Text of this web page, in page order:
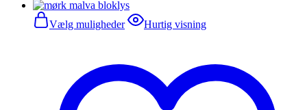
Vælg muligheder
Dette
vare
varianter.
Mulighederne
kan
vælges
Hurtig visning